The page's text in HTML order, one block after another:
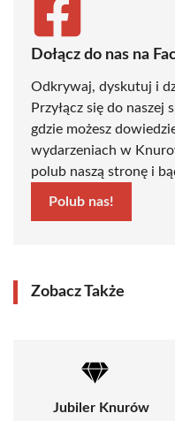
Dołącz do nas na
Odkrywaj, dyskutuj i
Przyłącz się do naszej
gdzie możesz
wydarzeniach w
polub naszą stronę i
Polub nas!
Zobacz Także
Jubiler Knurów